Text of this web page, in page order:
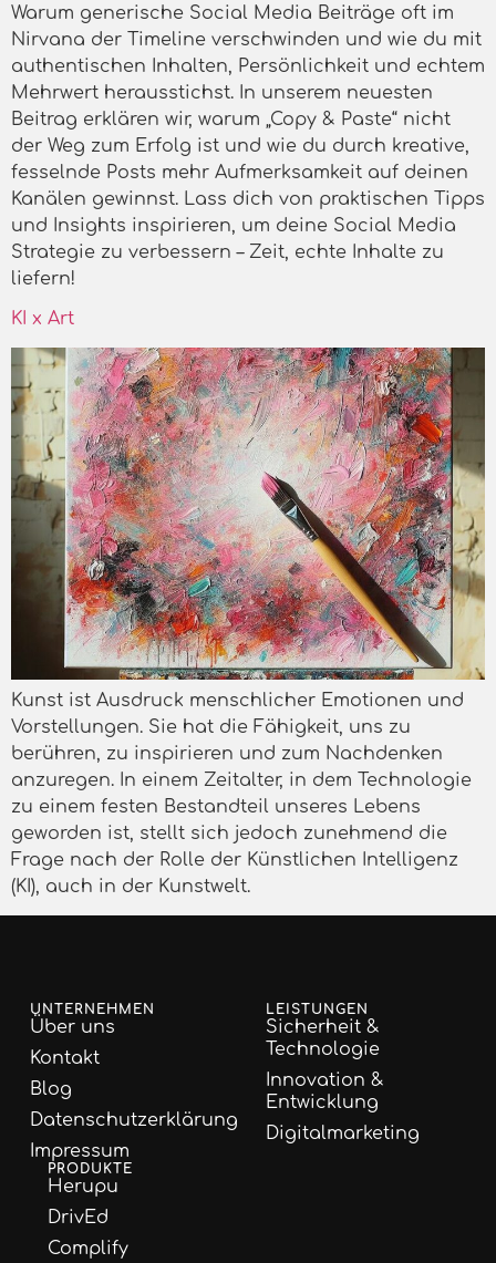
Warum generische Social Media Beiträge oft im
Nirvana der Timeline verschwinden und wie du mit
authentischen Inhalten, Persönlichkeit und echtem
Mehrwert herausstichst. In unserem neuesten
Beitrag erklären wir, warum „Copy & Paste“ nicht
der Weg zum Erfolg ist und wie du durch kreative,
fesselnde Posts mehr Aufmerksamkeit auf deinen
Kanälen gewinnst. Lass dich von praktischen Tipps
und Insights inspirieren, um deine Social Media
Strategie zu verbessern – Zeit, echte Inhalte zu
liefern!
KI x Art
Kunst ist Ausdruck menschlicher Emotionen und
Vorstellungen. Sie hat die Fähigkeit, uns zu
berühren, zu inspirieren und zum Nachdenken
anzuregen. In einem Zeitalter, in dem Technologie
zu einem festen Bestandteil unseres Lebens
geworden ist, stellt sich jedoch zunehmend die
Frage nach der Rolle der Künstlichen Intelligenz
(KI), auch in der Kunstwelt.
UNTERNEHMEN
Über uns
Kontakt
Blog
Datenschutzerklärung
Impressum
LEISTUNGEN
Sicherheit &
Technologie
Innovation &
Entwicklung
Digitalmarketing
PRODUKTE
Herupu
DrivEd
Complify